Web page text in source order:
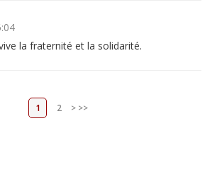
la fraternité et la solidarité.
1 2 > >>